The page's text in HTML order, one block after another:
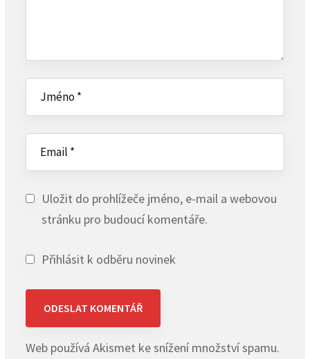
Uložit do prohlížeče jméno, e-mail a webovou
stránku pro budoucí komentáře.
Přihlásit k odběru novinek
Web používá Akismet ke snížení množství spamu.